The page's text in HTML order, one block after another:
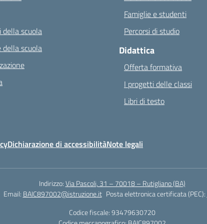
della scuola
della scuola
Famiglie e studenti
Percorsi di studio
Didattica
Offerta formativa
I progetti delle classi
Libri di testo
Dichiarazione di accessibilitàNote legali
Indirizzo:Via Pascoli, 31 – 70018 – Rutigliano (BA)
Email: BAIC897002@istruzione.it Posta elettronica certificata (PEC):
Codice fiscale: 93479630720